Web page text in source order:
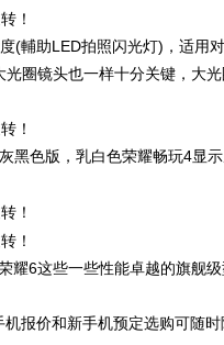
(輔助LED拍照闪光灯)，适用
圈镜头也一样十分关键，大
黑色版，乳白色荣耀畅玩4显
耀6这些一些性能卓越的旗舰
报价和新手机预定选购可随时